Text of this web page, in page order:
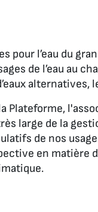
pour l’eau du
de l’eau
alternatives,
Plateforme,
large de la
de nos
en